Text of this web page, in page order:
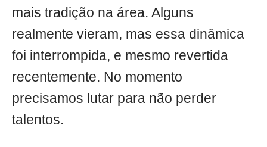
mais tradição na área. Alguns
realmente vieram, mas essa dinâmica
foi interrompida, e mesmo revertida
recentemente. No momento
precisamos lutar para não perder
talentos.